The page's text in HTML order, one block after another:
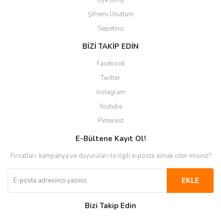
Şifremi Unuttum
Sepetiniz
BİZİ TAKİP EDİN
Facebook
Twitter
Instagram
Youtube
Pinterest
E-Bültene Kayıt Ol!
Fırsatları, kampanya ve duyuruları ile ilgili e-posta almak ister misiniz?
EKLE
Bizi Takip Edin